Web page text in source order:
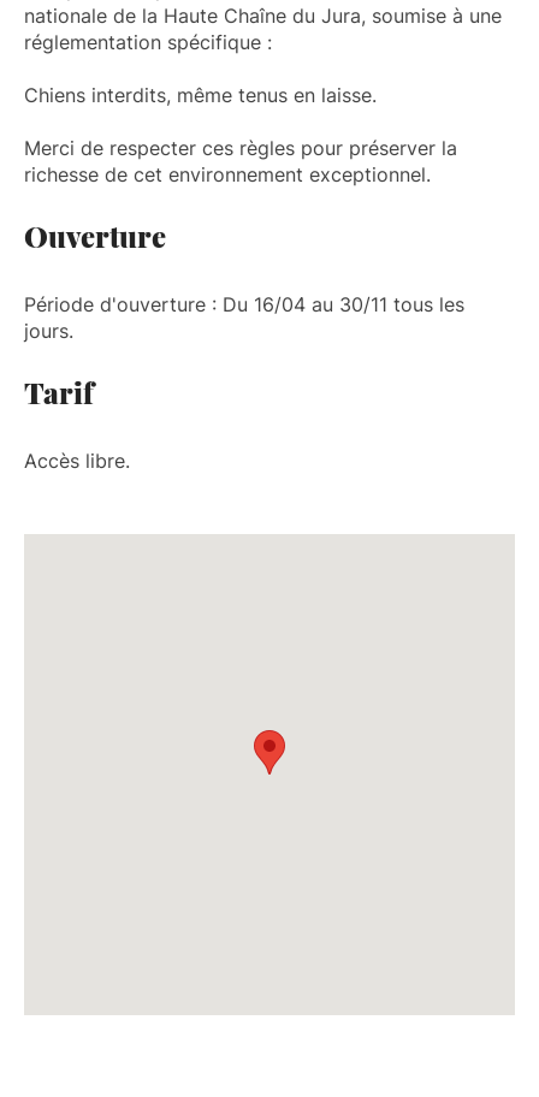
nationale de la Haute Chaîne du Jura, soumise à une
réglementation spécifique :
Chiens interdits, même tenus en laisse.
Merci de respecter ces règles pour préserver la
richesse de cet environnement exceptionnel.
Ouverture
Période d'ouverture : Du 16/04 au 30/11 tous les
jours.
Tarif
Accès libre.